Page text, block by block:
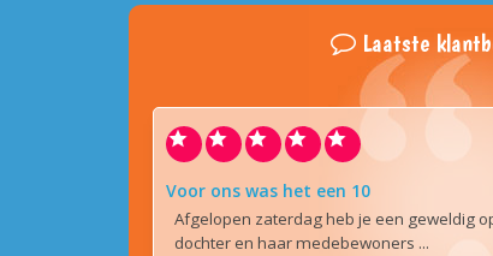
Laatste
Voor ons was het een 10
Afgelopen zaterdag heb je een geweldig
dochter en haar medebewoners ...